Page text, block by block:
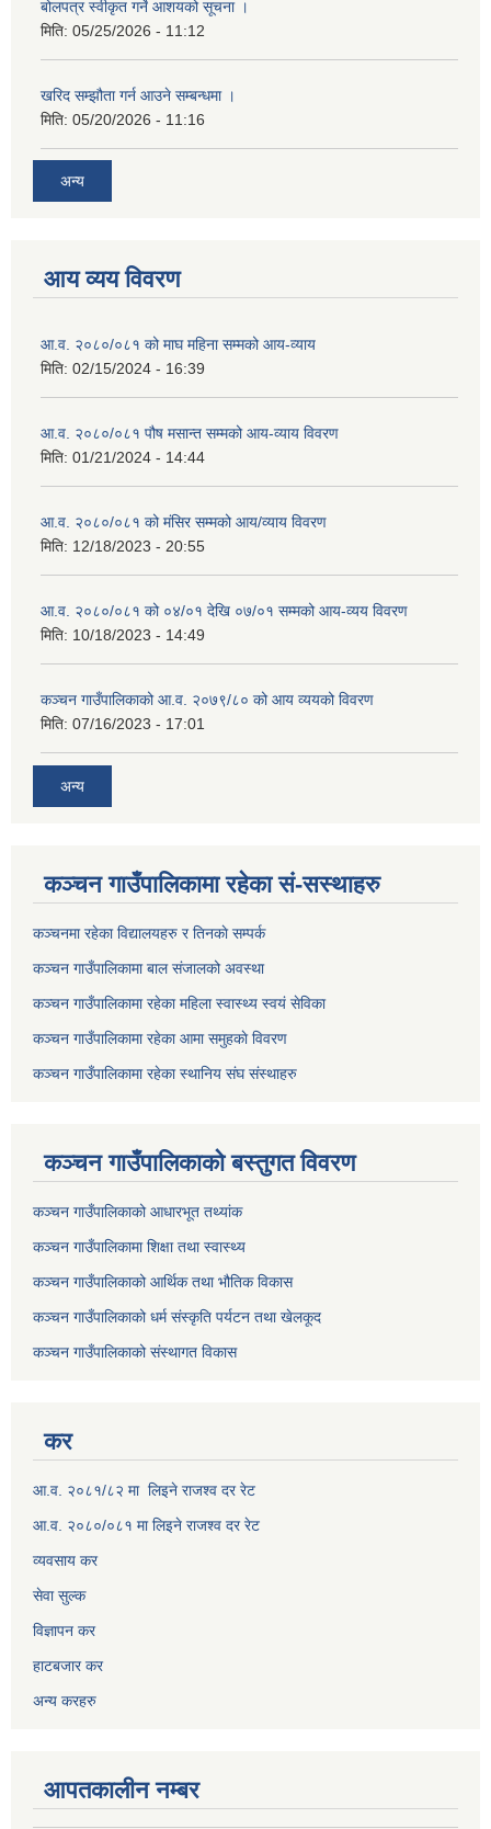
बोलपत्र स्वीकृत गर्ने आशयको सूचना ।
मिति: 05/25/2026 - 11:12
खरिद सम्झौता गर्न आउने सम्बन्धमा ।
मिति: 05/20/2026 - 11:16
अन्य
आय व्यय विवरण
आ.व. २०८०/०८१ को माघ महिना सम्मको आय-व्याय
मिति: 02/15/2024 - 16:39
आ.व. २०८०/०८१ पौष मसान्त सम्मको आय-व्याय विवरण
मिति: 01/21/2024 - 14:44
आ.व. २०८०/०८१ को मंसिर सम्मको आय/व्याय विवरण
मिति: 12/18/2023 - 20:55
आ.व. २०८०/०८१ को ०४/०१ देखि ०७/०१ सम्मको आय-व्यय विवरण
मिति: 10/18/2023 - 14:49
कञ्‍चन गाउँपालिकाको आ.व. २०७९/८० को आय व्ययको विवरण
मिति: 07/16/2023 - 17:01
अन्य
कञ्चन गाउँपालिकामा रहेका सं-सस्थाहरु
कञ्चनमा रहेका विद्यालयहरु र तिनकाे सम्पर्क
कञ्चन गाउँपालिकामा बाल संजालको अवस्था
कञ्चन गाउँपालिकामा रहेका महिला स्वास्थ्य स्वयं सेविका
कञ्चन गाउँपालिकामा रहेका आमा समुहकाे विवरण
कञ्चन गाउँपालिकामा रहेका स्थानिय संघ संस्थाहरु
कञ्चन गाउँपालिकाकाे बस्तुगत विवरण
कञ्चन गाउँपालिकाको आधारभूत तथ्यांक
कञ्चन गाउँपालिकामा शिक्षा तथा स्वास्थ्य
कञ्चन गाउँपालिकाको आर्थिक तथा भौतिक विकास
कञ्चन गाउँपालिकाको धर्म संस्कृति पर्यटन तथा खेलकूद
कञ्चन गाउँपालिकाको संस्थागत विकास
कर
आ.व. २०८१/८२ मा लिइने राजश्व दर रेट
आ.व. २०८०/०८१ मा लिइने राजश्व दर रेट
व्यवसाय कर
सेवा सुल्क
विज्ञापन कर
हाटबजार कर
अन्य करहरु
आपतकालीन नम्बर